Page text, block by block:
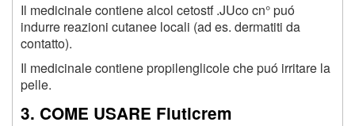
Il medicinale contiene alcol cetostf .JUco cn° puó
indurre reazioni cutanee locali (ad es. dermatiti da
contatto).
Il medicinale contiene propilenglicole che puó irritare la
pelle.
3. COME USARE Fluticrem